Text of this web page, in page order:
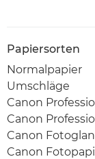
Papiersorten
Normalpapier
Umschläge
Canon
Canon
Canon
Canon